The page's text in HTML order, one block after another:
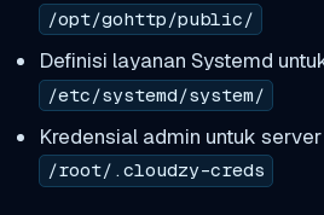
/opt/gohttp/public/
Definisi layanan Systemd
/etc/systemd/system/
Kredensial admin untuk
/root/.cloudzy-creds